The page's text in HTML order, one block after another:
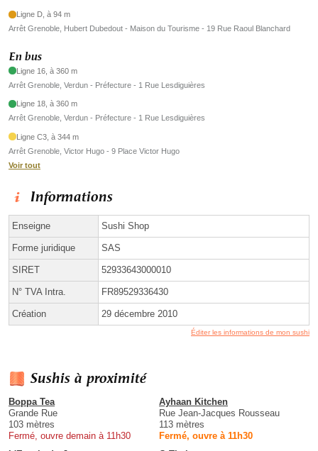
Ligne D, à 94 m
Arrêt Grenoble, Hubert Dubedout - Maison du Tourisme - 19 Rue Raoul Blanchard
En bus
Ligne 16, à 360 m
Arrêt Grenoble, Verdun - Préfecture - 1 Rue Lesdiguières
Ligne 18, à 360 m
Arrêt Grenoble, Verdun - Préfecture - 1 Rue Lesdiguières
Ligne C3, à 344 m
Arrêt Grenoble, Victor Hugo - 9 Place Victor Hugo
Voir tout
Informations
Enseigne Sushi Shop
Forme juridique SAS
SIRET 52933643000010
N° TVA Intra. FR89529336430
Création 29 décembre 2010
Éditer les informations de mon sushi
Sushis à proximité
Boppa Tea
Grande Rue
103 mètres
Fermé, ouvre demain à 11h30
Ayhaan Kitchen
Rue Jean-Jacques Rousseau
113 mètres
Fermé, ouvre à 11h30